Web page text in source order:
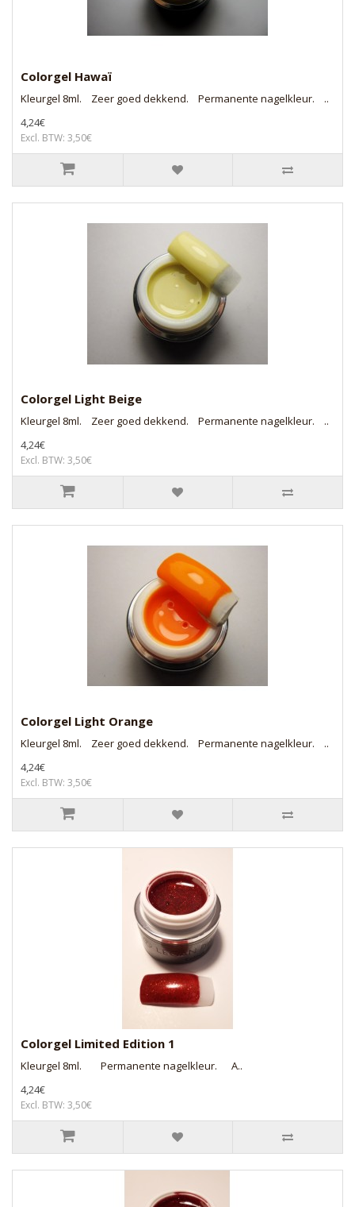
Colorgel Hawaï
Kleurgel 8ml. Zeer goed dekkend. Permanente nagelkleur. ..
4,24€
Excl. BTW: 3,50€
Colorgel Light Beige
Kleurgel 8ml. Zeer goed dekkend. Permanente nagelkleur. ..
4,24€
Excl. BTW: 3,50€
Colorgel Light Orange
Kleurgel 8ml. Zeer goed dekkend. Permanente nagelkleur. ..
4,24€
Excl. BTW: 3,50€
Colorgel Limited Edition 1
Kleurgel 8ml. Permanente nagelkleur. A..
4,24€
Excl. BTW: 3,50€